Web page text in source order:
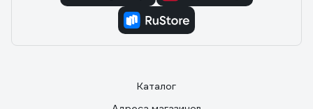
Каталог